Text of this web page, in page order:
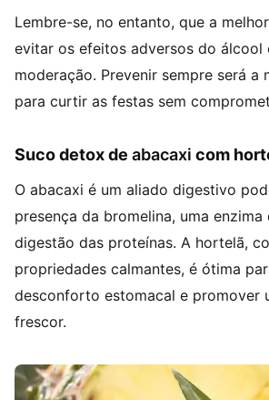
Lembre-se, no entanto, que a
evitar os efeitos adversos do álcool
moderação. Prevenir sempre será a
para curtir as festas sem
Suco detox de abacaxi com
O abacaxi é um aliado digestivo
presença da bromelina, uma
digestão das proteínas. A hortelã,
propriedades calmantes, é ótima
desconforto estomacal e promover
frescor.